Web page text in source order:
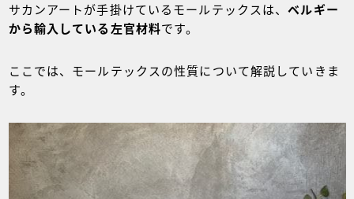
サカンアートが手掛けているモールテックスは、ベルギー
から輸入している左官材料です。
ここでは、モールテックスの性質について解説していきま
す。